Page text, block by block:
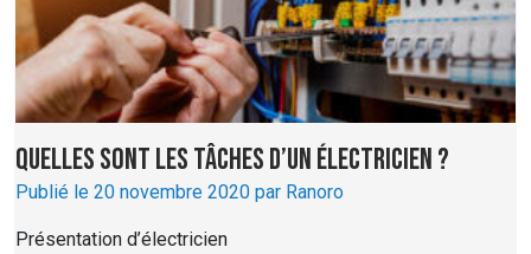
Quelles sont les tâches d’un électricien ?
Publié le 20 novembre 2020 par Ranoro
Présentation d’électricien